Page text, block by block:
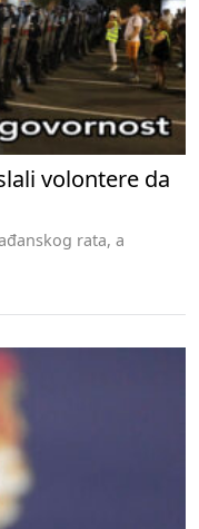
volontere da
rata, a